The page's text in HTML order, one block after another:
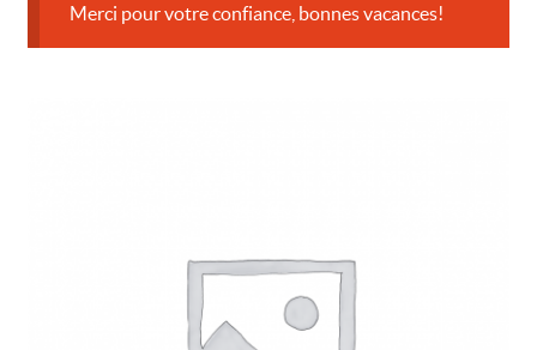
Merci pour votre confiance, bonnes vacances!